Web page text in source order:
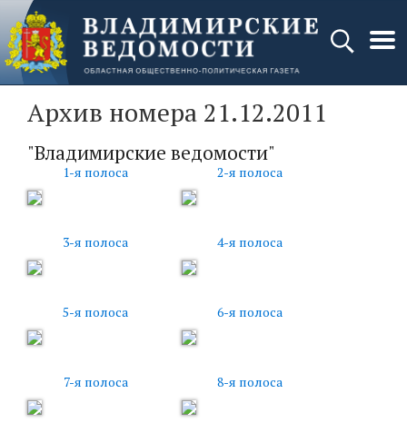
Архив номера 21.12.2011
"Владимирские ведомости"
1-я полоса 2-я полоса
3-я полоса 4-я полоса
5-я полоса 6-я полоса
7-я полоса 8-я полоса